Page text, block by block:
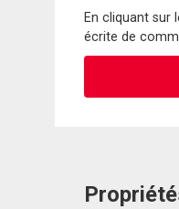
En cliquant
écrite de